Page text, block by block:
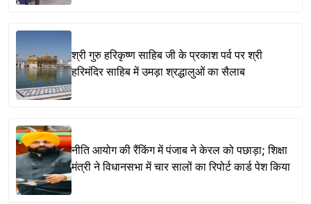
श्री गुरु हरिकृष्ण साहिब जी के प्रकाश पर्व पर श्री
हरिमंदिर साहिब में उमड़ा श्रद्धालुओं का सैलाब
नीति आयोग की रैंकिंग में पंजाब ने केरल को पछाड़ा; शिक्षा
मंत्री ने विधानसभा में चार सालों का रिपोर्ट कार्ड पेश किया